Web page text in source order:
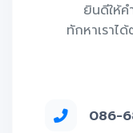
ยินดีให้ค
ทักหาเราไ
086-